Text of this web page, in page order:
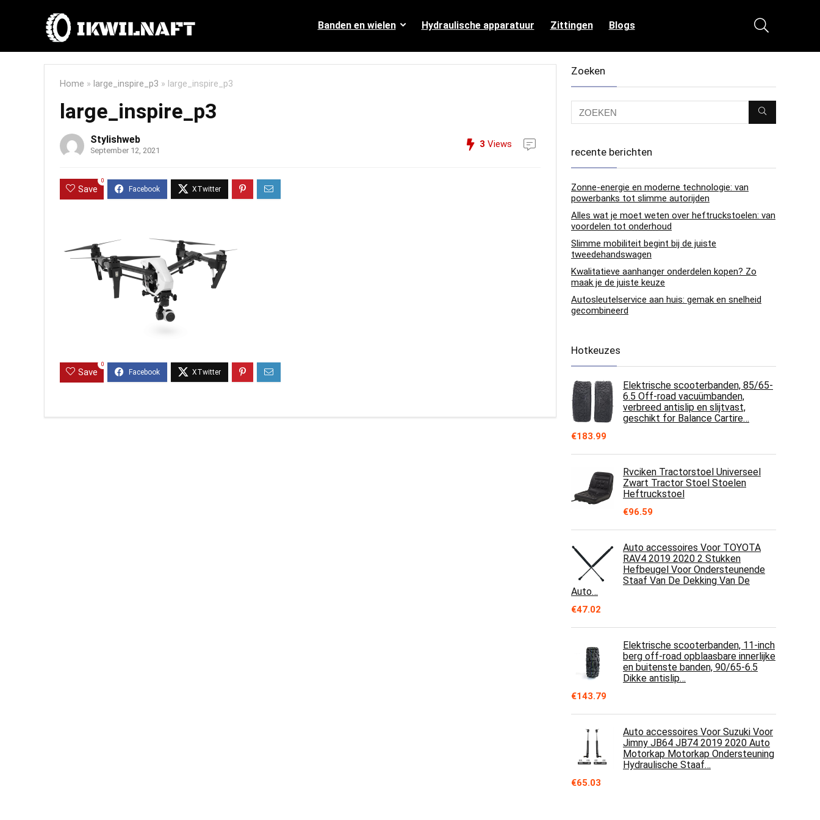
Banden en wielen Hydraulische apparatuur Zittingen Blogs
Home » large_inspire_p3 » large_inspire_p3
large_inspire_p3
Stylishweb
September 12, 2021
3 Views
Save
0
Save
0
Zoeken
recente berichten
Zonne-energie en moderne technologie: van
powerbanks tot slimme autorijden
Alles wat je moet weten over heftruckstoelen: van
voordelen tot onderhoud
Slimme mobiliteit begint bij de juiste
tweedehandswagen
Kwalitatieve aanhanger onderdelen kopen? Zo
maak je de juiste keuze
Autosleutelservice aan huis: gemak en snelheid
gecombineerd
Hotkeuzes
Elektrische scooterbanden, 85/65-
6.5 Off-road vacuümbanden,
verbreed antislip en slijtvast,
geschikt for Balance Cartire…
€183.99
Rvciken Tractorstoel Universeel
Zwart Tractor Stoel Stoelen
Heftruckstoel
€96.59
Auto accessoires Voor TOYOTA
RAV4 2019 2020 2 Stukken
Hefbeugel Voor Ondersteunende
Staaf Van De Dekking Van De
Auto…
€47.02
Elektrische scooterbanden, 11-inch
berg off-road opblaasbare innerlijke
en buitenste banden, 90/65-6.5
Dikke antislip…
€143.79
Auto accessoires Voor Suzuki Voor
Jimny JB64 JB74 2019 2020 Auto
Motorkap Motorkap Ondersteuning
Hydraulische Staaf…
€65.03